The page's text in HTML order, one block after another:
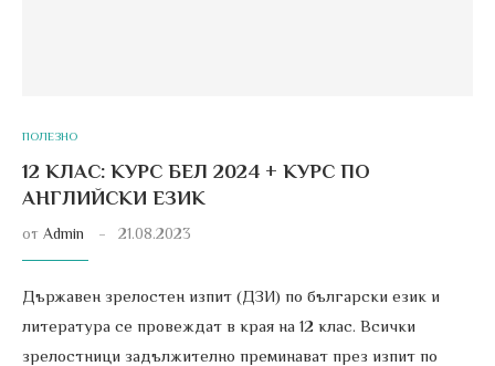
ПОЛЕЗНО
12 КЛАС: КУРС БЕЛ 2024 + КУРС ПО
АНГЛИЙСКИ ЕЗИК
от Admin 21.08.2023
Държавен зрелостен изпит (ДЗИ) по български език и
литература се провеждат в края на 12 клас. Всички
зрелостници задължително преминават през изпит по